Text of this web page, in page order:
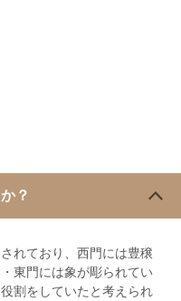
？
れており、西門には豊穣
東門には象が彫られてい
割をしていたと考えられ